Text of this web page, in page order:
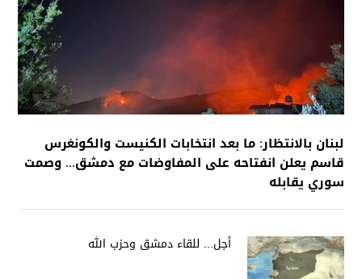
لبنان بالانتظار: ما بعد انتخابات الكنيست والكونغرس
قاسم يعلن انفتاحه على المفاوضات مع دمشق... وصمت
سوري يقابله
أجل... للقاء دمشق وحزب الله